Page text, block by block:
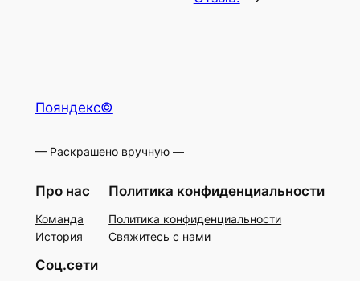
Пояндекс©
— Раскрашено вручную —
Про нас
Команда
История
Политика конфиденциальности
Политика конфиденциальности
Свяжитесь с нами
Соц.сети